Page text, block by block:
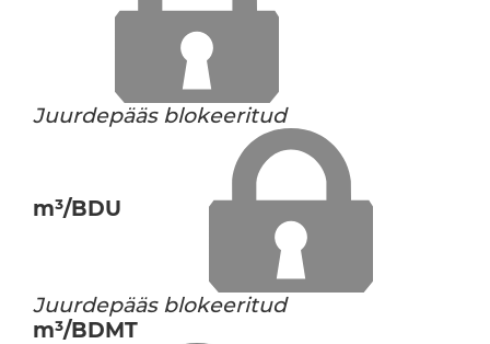
Juurdepääs blokeeritud
m³/BDU
Juurdepääs blokeeritud
m³/BDMT